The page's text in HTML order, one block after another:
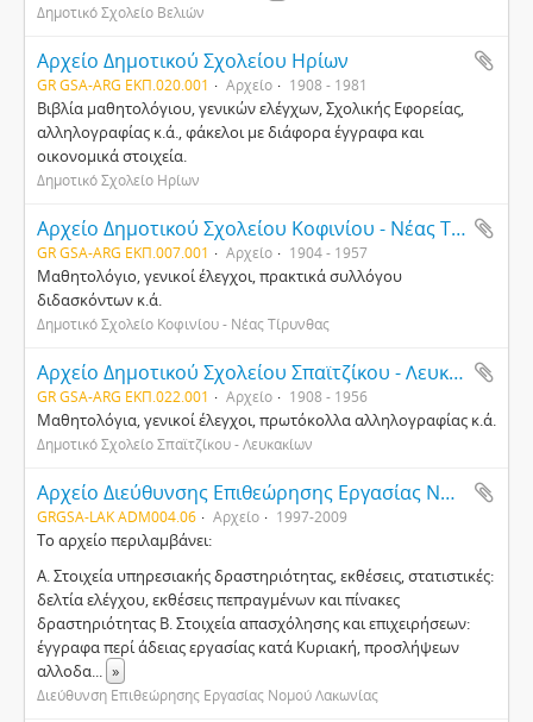
Δημοτικό Σχολείο Βελιών
Αρχείο Δημοτικού Σχολείου Ηρίων
GR GSA-ARG ΕΚΠ.020.001 Αρχείο 1908 - 1981
Βιβλία μαθητολόγιου, γενικών ελέγχων, Σχολικής Εφορείας,
αλληλογραφίας κ.ά., φάκελοι με διάφορα έγγραφα και
οικονομικά στοιχεία.
Δημοτικό Σχολείο Ηρίων
Αρχείο Δημοτικού Σχολείου Κοφινίου - Νέας Τίρυνθας
GR GSA-ARG ΕΚΠ.007.001 Αρχείο 1904 - 1957
Μαθητολόγιο, γενικοί έλεγχοι, πρακτικά συλλόγου
διδασκόντων κ.ά.
Δημοτικό Σχολείο Κοφινίου - Νέας Τίρυνθας
Αρχείο Δημοτικού Σχολείου Σπαϊτζίκου - Λευκακίων
GR GSA-ARG ΕΚΠ.022.001 Αρχείο 1908 - 1956
Μαθητολόγια, γενικοί έλεγχοι, πρωτόκολλα αλληλογραφίας κ.ά.
Δημοτικό Σχολείο Σπαϊτζίκου - Λευκακίων
Αρχείο Διεύθυνσης Επιθεώρησης Εργασίας Νομού Λακωνίας
GRGSA-LAK ADM004.06 Αρχείο 1997-2009
Το αρχείο περιλαμβάνει:
Α. Στοιχεία υπηρεσιακής δραστηριότητας, εκθέσεις, στατιστικές:
δελτία ελέγχου, εκθέσεις πεπραγμένων και πίνακες
δραστηριότητας Β. Στοιχεία απασχόλησης και επιχειρήσεων:
έγγραφα περί άδειας εργασίας κατά Κυριακή, προσλήψεων
αλλοδα... »
Διεύθυνση Επιθεώρησης Εργασίας Νομού Λακωνίας